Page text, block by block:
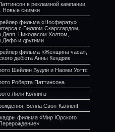
в рекламной кампании
Новые снимки
фильма «Носферату»
с Биллом Скарсгардом,
Депп, Николасом Холтом,
Дефо и другими
фильма «Женщина часа»,
дебюта Анны Кендрик
Шейлин Вудли и Наоми Уоттс
Роберта Паттинсона
Лили Коллинз
Белла Свон-Каллен!
фильма «Мир Юрского